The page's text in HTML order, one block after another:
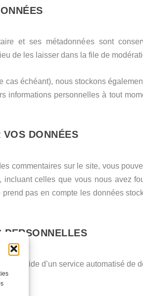
et ses métadonnées sont
de les laisser dans la file de
cas échéant), nous stockons
informations personnelles à tout
DONNÉES
commentaires sur le site, vous
celles que vous nous avez
pas en compte les données
PERSONNELLES
à l’aide d’un service automatisé